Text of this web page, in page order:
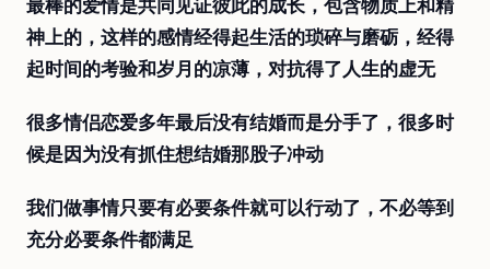
最棒的爱情是共同见证彼此的成长，包含物质上和精
神上的，这样的感情经得起生活的琐碎与磨砺，经得
起时间的考验和岁月的凉薄，对抗得了人生的虚无
很多情侣恋爱多年最后没有结婚而是分手了，很多时
候是因为没有抓住想结婚那股子冲动
我们做事情只要有必要条件就可以行动了，不必等到
充分必要条件都满足